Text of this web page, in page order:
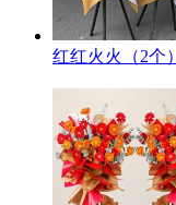
红红火火（2个）